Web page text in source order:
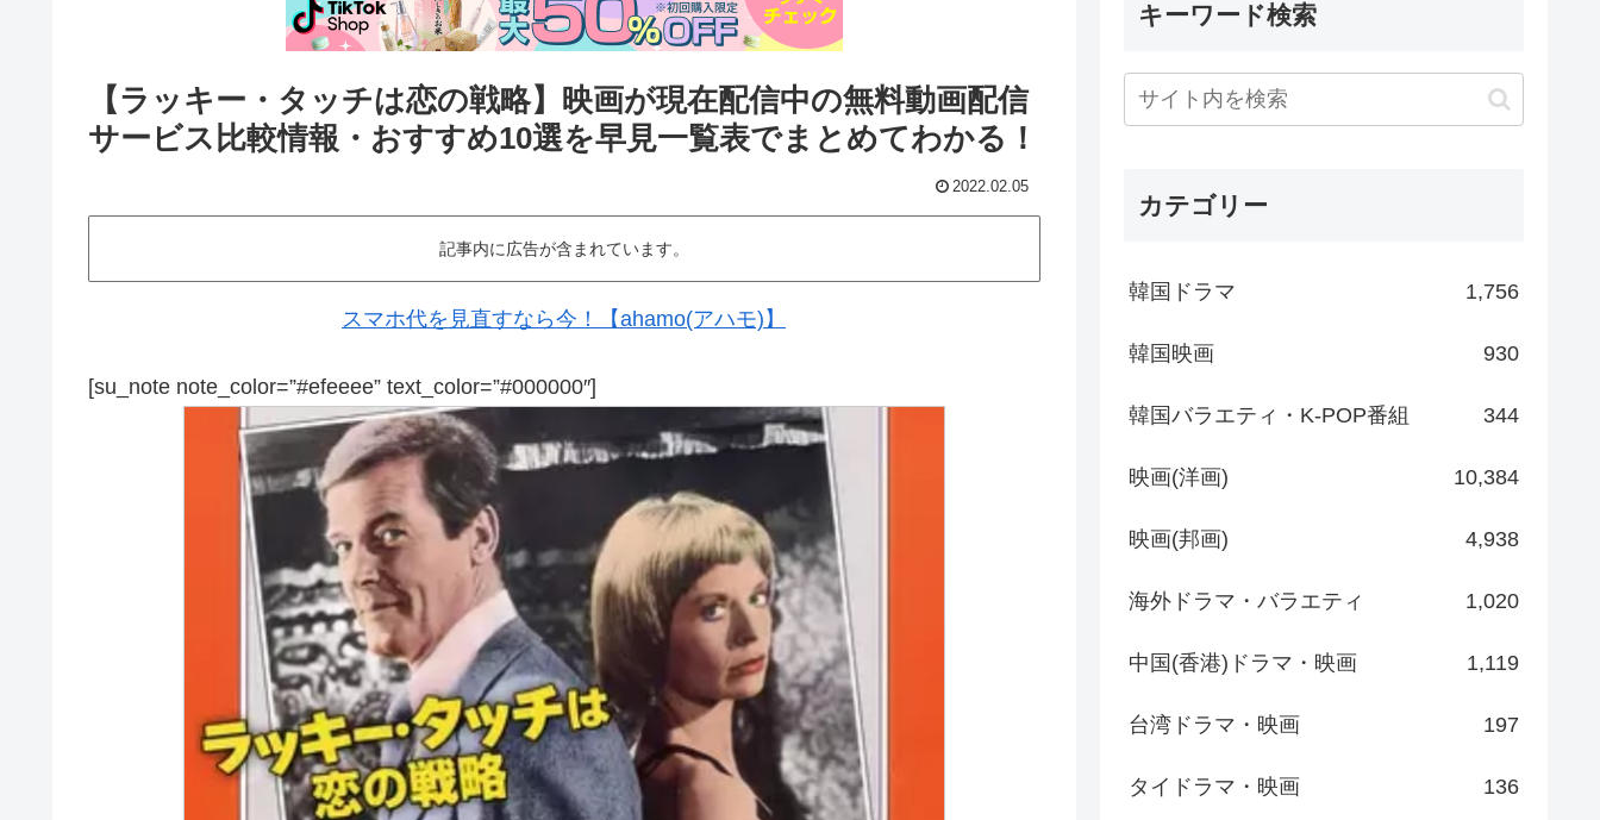
【ラッキー・タッチは恋の戦略】映画が現在配信中の無料動画配信
サービス比較情報・おすすめ10選を早見一覧表でまとめてわかる！
2022.02.05
記事内に広告が含まれています。
スマホ代を見直すなら今！【ahamo(アハモ)】
[su_note note_color=”#efeeee” text_color=”#000000″]
キーワード検索
カテゴリー
韓国ドラマ 1,756
韓国映画 930
韓国バラエティ・K-POP番組 344
映画(洋画) 10,384
映画(邦画) 4,938
海外ドラマ・バラエティ 1,020
中国(香港)ドラマ・映画 1,119
台湾ドラマ・映画 197
タイドラマ・映画 136